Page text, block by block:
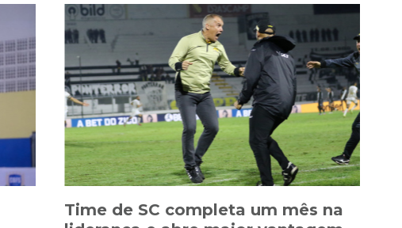
Time de SC completa um mês na